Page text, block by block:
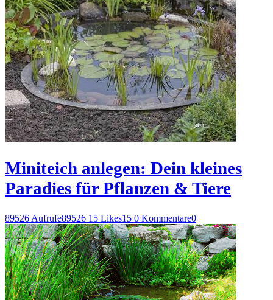
Miniteich anlegen: Dein kleines
Paradies für Pflanzen & Tiere
89526 Aufrufe89526 15 Likes15 0 Kommentare0